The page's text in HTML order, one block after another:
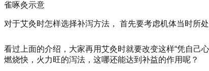
雀啄灸示意
对于艾灸时怎样选择补泻方法， 首先要考虑机体当时所
看过上面的介绍，大家再用艾灸时就要改变这样“凭自己
燃烧快，火力旺的泻法，这哪还能达到补益的作用呢？